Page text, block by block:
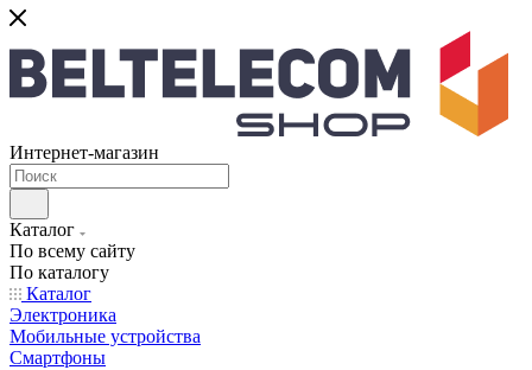
Интернет-магазин
Каталог
По всему сайту
По каталогу
Каталог
Электроника
Мобильные устройства
Смартфоны